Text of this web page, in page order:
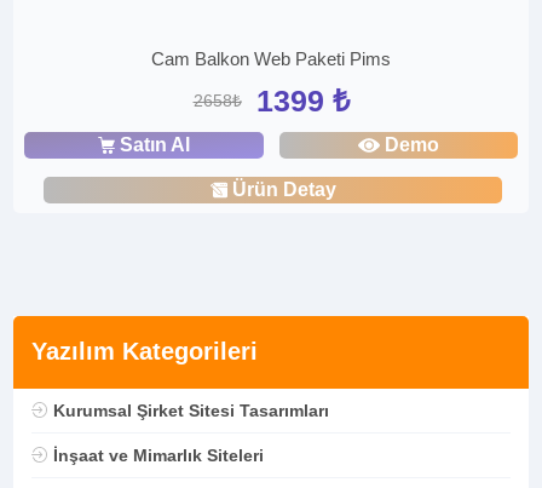
Yazılım Kategorileri
Kurumsal Şirket Sitesi Tasarımları
İnşaat ve Mimarlık Siteleri
Cam Balkon Web Paketi Pims
2658₺ 1399 ₺
Satın Al Demo
Ürün Detay